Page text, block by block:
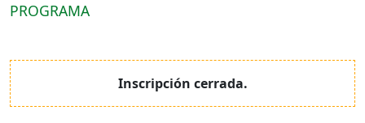
PROGRAMA
Inscripción cerrada.